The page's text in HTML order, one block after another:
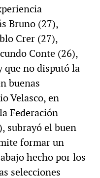
Bruno (27),
Crer (27),
Conte (26),
que no disputó la
buenas
Velasco, en
Federación
subrayó el buen
formar un
hecho por los
selecciones